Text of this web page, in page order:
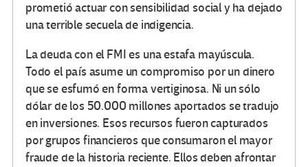
prometió actuar con sensibilidad social y ha dejado
una terrible secuela de indigencia.
La deuda con el FMI es una estafa mayúscula.
Todo el país asume un compromiso por un dinero
que se esfumó en forma vertiginosa. Ni un sólo
dólar de los 50.000 millones aportados se tradujo
en inversiones. Esos recursos fueron capturados
por grupos financieros que consumaron el mayor
fraude de la historia reciente. Ellos deben afrontar